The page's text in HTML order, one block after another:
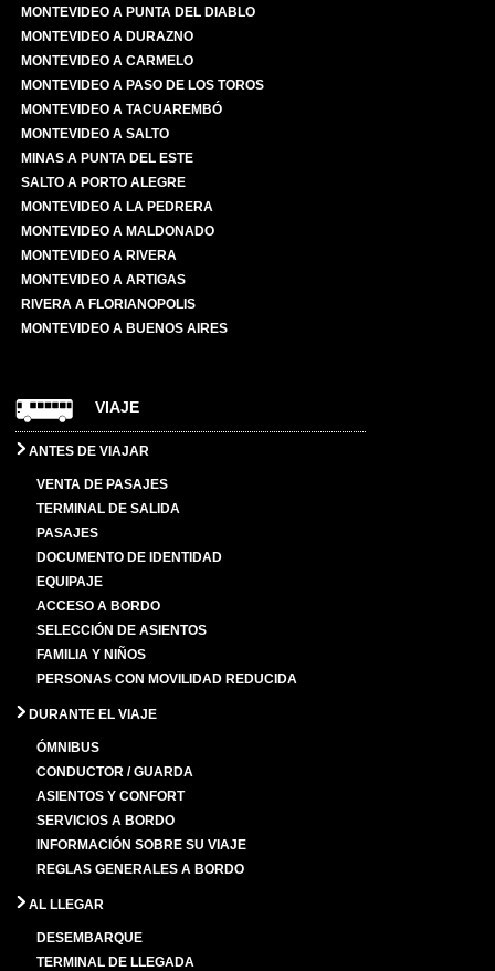
MONTEVIDEO A PUNTA DEL DIABLO
MONTEVIDEO A DURAZNO
MONTEVIDEO A CARMELO
MONTEVIDEO A PASO DE LOS TOROS
MONTEVIDEO A TACUAREMBÓ
MONTEVIDEO A SALTO
MINAS A PUNTA DEL ESTE
SALTO A PORTO ALEGRE
MONTEVIDEO A LA PEDRERA
MONTEVIDEO A MALDONADO
MONTEVIDEO A RIVERA
MONTEVIDEO A ARTIGAS
RIVERA A FLORIANOPOLIS
MONTEVIDEO A BUENOS AIRES
VIAJE
ANTES DE VIAJAR
VENTA DE PASAJES
TERMINAL DE SALIDA
PASAJES
DOCUMENTO DE IDENTIDAD
EQUIPAJE
ACCESO A BORDO
SELECCIÓN DE ASIENTOS
FAMILIA Y NIÑOS
PERSONAS CON MOVILIDAD REDUCIDA
DURANTE EL VIAJE
ÓMNIBUS
CONDUCTOR / GUARDA
ASIENTOS Y CONFORT
SERVICIOS A BORDO
INFORMACIÓN SOBRE SU VIAJE
REGLAS GENERALES A BORDO
AL LLEGAR
DESEMBARQUE
TERMINAL DE LLEGADA